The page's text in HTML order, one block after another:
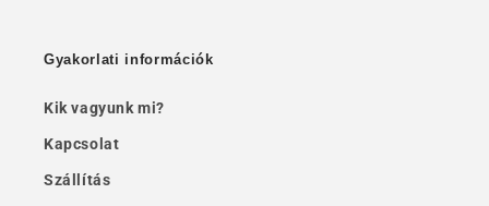
Gyakorlati információk
Kik vagyunk mi?
Kapcsolat
Szállítás